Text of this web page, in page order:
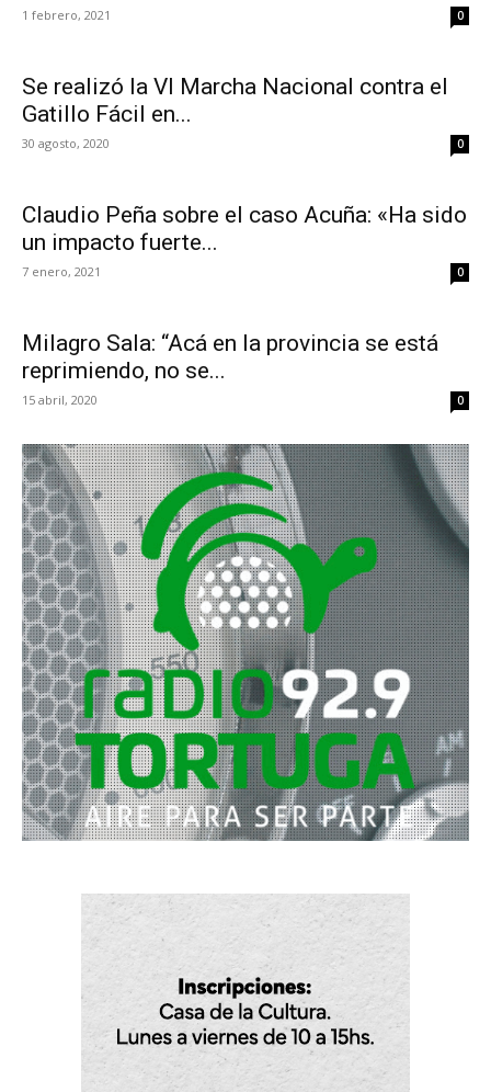
1 febrero, 2021 0
Se realizó la VI Marcha Nacional contra el
Gatillo Fácil en...
30 agosto, 2020 0
Claudio Peña sobre el caso Acuña: «Ha sido
un impacto fuerte...
7 enero, 2021 0
Milagro Sala: “Acá en la provincia se está
reprimiendo, no se...
15 abril, 2020 0